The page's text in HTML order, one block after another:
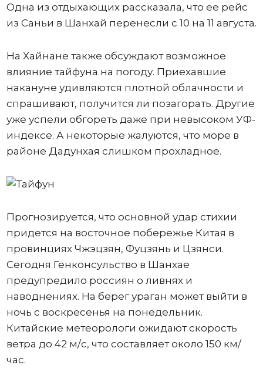
Одна из отдыхающих рассказала, что ее рейс
из Саньи в Шанхай перенесли с 10 на 11 августа.
На Хайнане также обсуждают возможное
влияние тайфуна на погоду. Приехавшие
накануне удивляются плотной облачности и
спрашивают, получится ли позагорать. Другие
уже успели обгореть даже при невысоком УФ-
индексе. А некоторые жалуются, что море в
районе Дадунхая слишком прохладное.
Прогнозируется, что основной удар стихии
придется на восточное побережье Китая в
провинциях Чжэцзян, Фуцзянь и Цзянси.
Сегодня Генконсульство в Шанхае
предупредило россиян о ливнях и
наводнениях. На берег ураган может выйти в
ночь с воскресенья на понедельник.
Китайские метеорологи ожидают скорость
ветра до 42 м/с, что составляет около 150 км/
час.